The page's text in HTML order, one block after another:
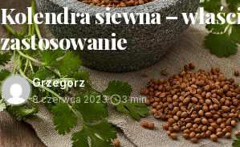
Kolendra siewna –
zastosowanie
Grzegorz
8 czerwca 2023· 3 min